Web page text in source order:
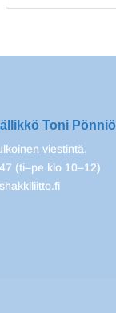
Toni Pönniö
viestintä.
(ti–pe klo 10–12)